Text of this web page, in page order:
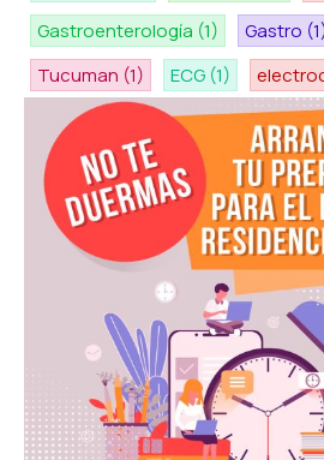
Gastroenterología (1) Gastro
Tucuman (1) ECG (1)